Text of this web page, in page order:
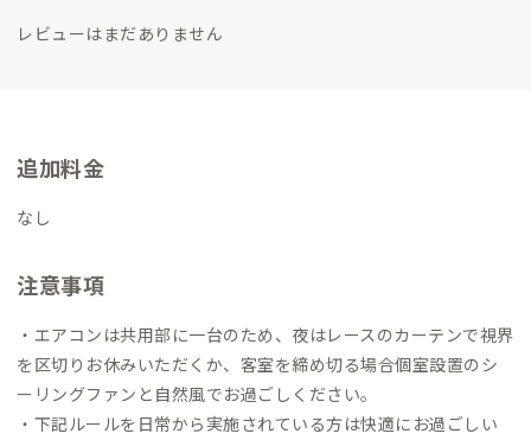
レビューはまだありません
追加料金
なし
注意事項
・エアコンは共用部に一台のため、夜はレースのカーテンで視界
を区切りお休みいただくか、客室を締め切る場合個室設置のシ
ーリングファンと自然風でお過ごしください。
・下記ルールを日常から実施されている方は快適にお過ごしい